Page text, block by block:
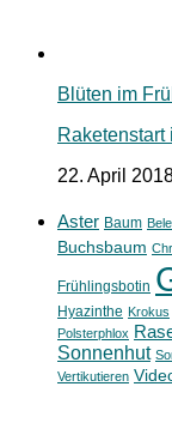
Blüten im
Raketenstart
22. April
Aster Baum
Buchsbaum
Frühlingsbotin
Hyazinthe Krokus
Polsterphlox
Sonnenhut
Vertikutieren